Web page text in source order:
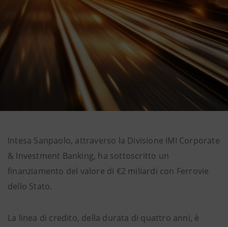
Intesa Sanpaolo, attraverso la Divisione IMI Corporate
& Investment Banking, ha sottoscritto un
finanziamento del valore di €2 miliardi con Ferrovie
dello Stato.
La linea di credito, della durata di quattro anni, è